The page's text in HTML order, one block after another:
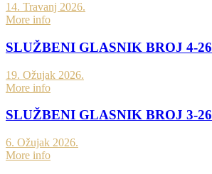
14. Travanj 2026.
More info
SLUŽBENI GLASNIK BROJ 4-26
19. Ožujak 2026.
More info
SLUŽBENI GLASNIK BROJ 3-26
6. Ožujak 2026.
More info